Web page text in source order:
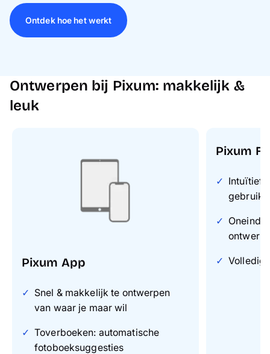
Ontdek hoe het werkt
Ontwerpen bij Pixum: makkelijk &
leuk
Pixum App
Snel & makkelijk te ontwerpen
van waar je maar wil
Toverboeken: automatische
fotoboeksuggesties
Pixum
Intuïtief
Volledig